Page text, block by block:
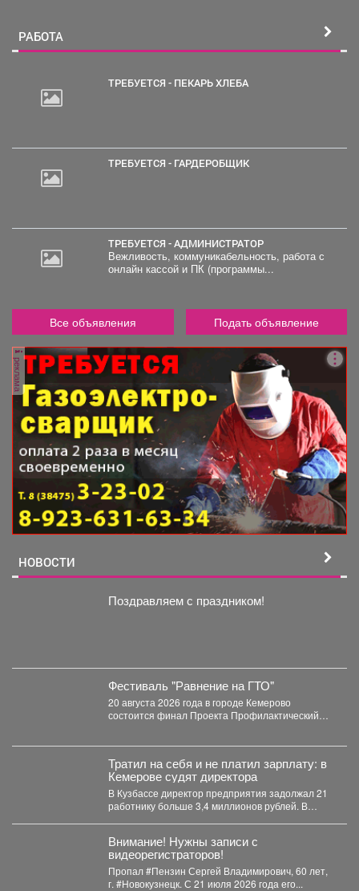
РАБОТА
ТРЕБУЕТСЯ - ПЕКАРЬ ХЛЕБА
ТРЕБУЕТСЯ - ГАРДЕРОБЩИК
ТРЕБУЕТСЯ - АДМИНИСТРАТОР
Вежливость, коммуникабельность, работа с
онлайн кассой и ПК (программы...
Все объявления Подать объявление
реклама
НОВОСТИ
Поздравляем с праздником!
Фестиваль "Равнение на ГТО"
20 августа 2026 года в городе Кемерово
состоится финал Проекта Профилактический
Тратил на себя и не платил зарплату: в
Кемерове судят директора
В Кузбассе директор предприятия задолжал 21
работнику больше 3,4 миллионов рублей. В
Внимание! Нужны записи с
видеорегистраторов!
Пропал #Пензин Сергей Владимирович, 60 лет,
г. #Новокузнецк. С 21 июля 2026 года его...